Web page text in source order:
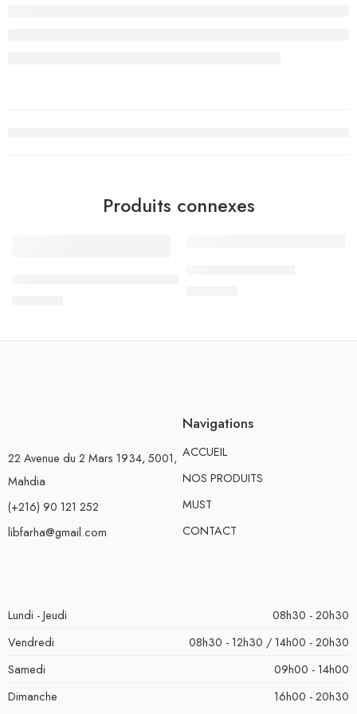
Produits connexes
22 Avenue du 2 Mars 1934, 5001,
Mahdia
(+216) 90 121 252
libfarha@gmail.com
Navigations
ACCUEIL
NOS PRODUITS
MUST
CONTACT
Lundi - Jeudi
08h30 - 20h30
Vendredi
08h30 - 12h30 / 14h00 - 20h30
Samedi
09h00 - 14h00
Dimanche
16h00 - 20h30